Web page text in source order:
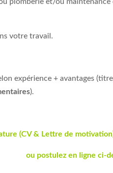
votre travail.
expérience + avantages
).
(CV & Lettre de
ou postulez en ligne ci-